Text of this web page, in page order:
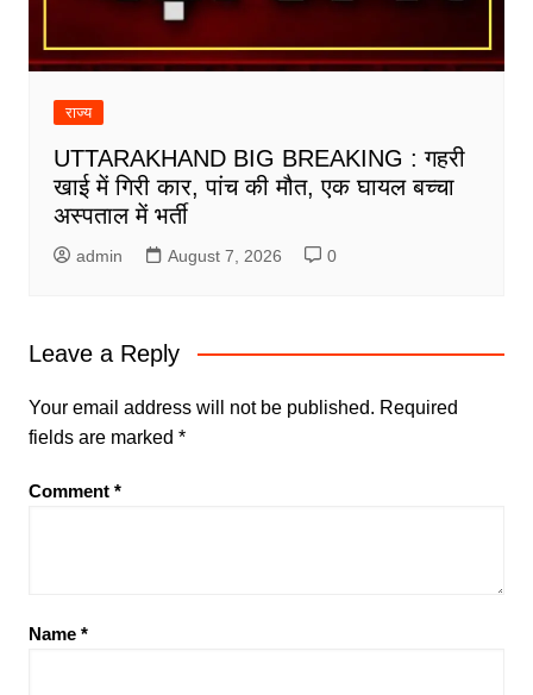
राज्य
UTTARAKHAND BIG BREAKING : गहरी
खाई में गिरी कार, पांच की मौत, एक घायल बच्चा
अस्पताल में भर्ती
admin August 7, 2026 0
Leave a Reply
Your email address will not be published. Required
fields are marked *
Comment *
Name *